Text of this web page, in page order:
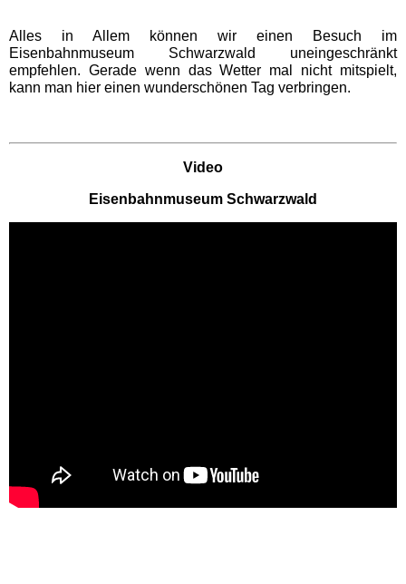
Wunderland Kalkar
Freizeitparks
Schwimmbäder
Alles in Allem können wir einen Besuch im
Eisenbahnmuseum Schwarzwald uneingeschränkt
empfehlen. Gerade wenn das Wetter mal nicht mitspielt,
kann man hier einen wunderschönen Tag verbringen.
Video
Eisenbahnmuseum Schwarzwald